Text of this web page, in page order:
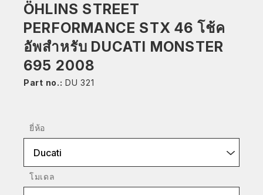
ÖHLINS STREET
PERFORMANCE STX 46 โช้ค
อัพสำหรับ DUCATI MONSTER
695 2008
Part no.: DU 321
ยี่ห้อ
Ducati
โมเดล